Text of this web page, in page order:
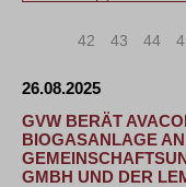
42 43 44
26.08.2025
GVW BERÄT
BIOGASANLAGE
GMBH UND DER